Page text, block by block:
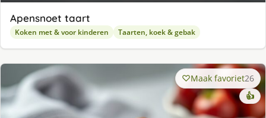
Apensnoet taart
Koken met & voor kinderen Taarten, koek & gebak
Maak favoriet26
👍